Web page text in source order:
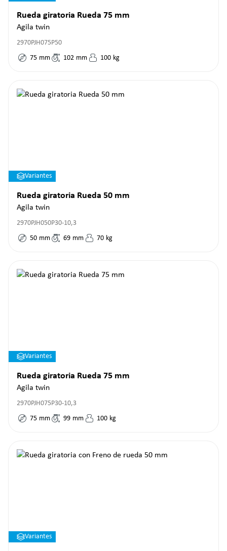
Rueda giratoria Rueda 75 mm
Agila twin
2970PJH075P50
75 mm 102 mm 100 kg
Variantes
Rueda giratoria Rueda 50 mm
Agila twin
2970PJH050P30-10,3
50 mm 69 mm 70 kg
Variantes
Rueda giratoria Rueda 75 mm
Agila twin
2970PJH075P30-10,3
75 mm 99 mm 100 kg
Variantes